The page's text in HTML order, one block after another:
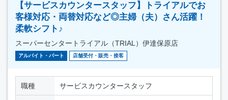
【サービスカウンタースタッフ】トライアルでお
客様対応・両替対応など◎主婦（夫）さん活躍！
柔軟シフト♪
スーパーセンタートライアル（TRIAL）伊達保原店
アルバイト・パート 店舗受付・販売・接客
職種 サービスカウンタースタッフ